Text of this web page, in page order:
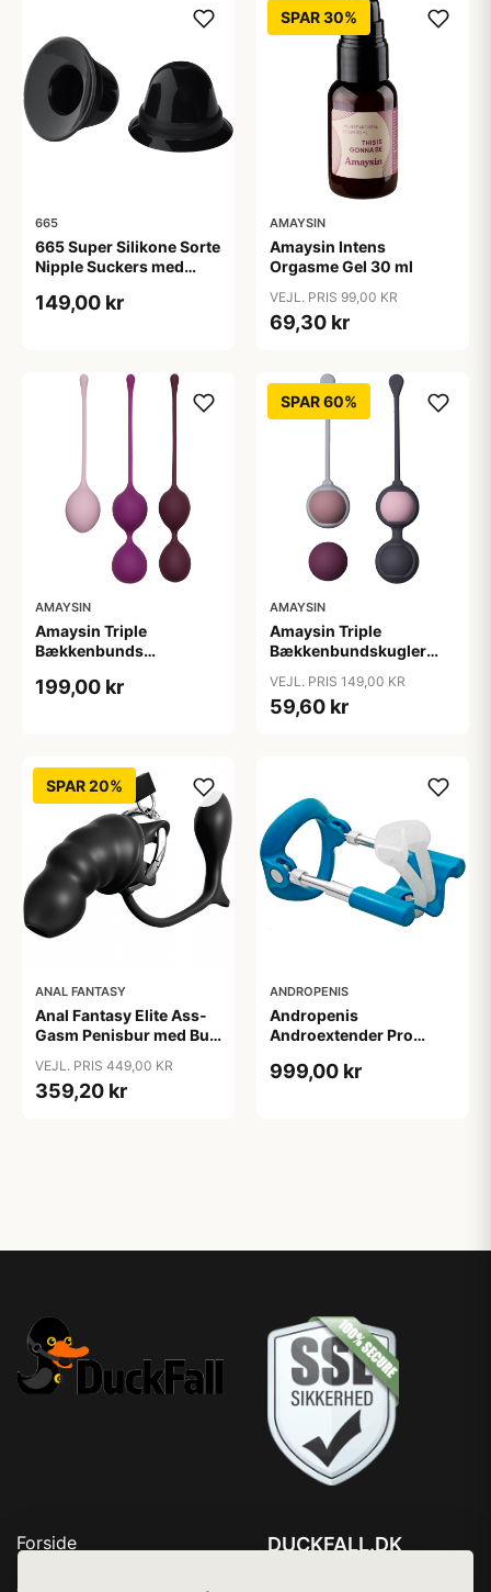
665
665 Super Silikone Sorte
Nipple Suckers med
149,00 kr
SPAR 30%
AMAYSIN
Amaysin Intens
Orgasme Gel 30 ml
VEJL. PRIS 99,00 KR
69,30 kr
AMAYSIN
Amaysin Triple
Bækkenbunds
Rosa
199,00 kr
SPAR 60%
AMAYSIN
Amaysin Triple
Bækkenbundskugler
VEJL. PRIS 149,00 KR
59,60 kr
SPAR 20%
ANAL FANTASY
Anal Fantasy Elite Ass-
Gasm Penisbur med Butt
VEJL. PRIS 449,00 KR
359,20 kr
ANDROPENIS
Andropenis
Androextender Pro
999,00 kr
Forside
DUCKFALL.DK